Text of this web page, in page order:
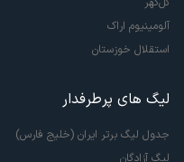
آلومینیوم اراک
استقلال خوزستان
لیگ های پرطرفدار
جدول لیگ برتر ایران (خلیج فارس)
لیگ آزادگان